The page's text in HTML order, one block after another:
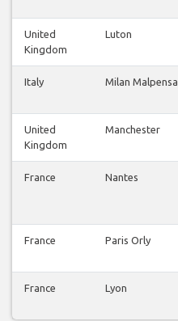
United
Kingdom
Luton
Italy Milan Malpensa
United
Kingdom
Manchester
France Nantes
France Paris Orly
France Lyon